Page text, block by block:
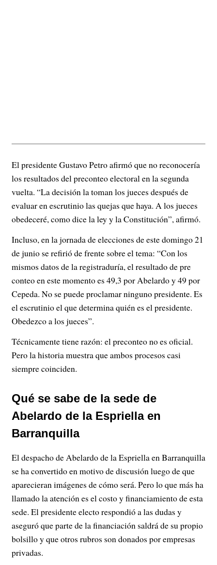
El presidente Gustavo Petro afirmó que no reconocería
los resultados del preconteo electoral en la segunda
vuelta. “La decisión la toman los jueces después de
evaluar en escrutinio las quejas que haya. A los jueces
obedeceré, como dice la ley y la Constitución”, afirmó.
Incluso, en la jornada de elecciones de este domingo 21
de junio se refirió de frente sobre el tema: “Con los
mismos datos de la registraduría, el resultado de pre
conteo en este momento es 49,3 por Abelardo y 49 por
Cepeda. No se puede proclamar ninguno presidente. Es
el escrutinio el que determina quién es el presidente.
Obedezco a los jueces”.
Técnicamente tiene razón: el preconteo no es oficial.
Pero la historia muestra que ambos procesos casi
siempre coinciden.
Qué se sabe de la sede de
Abelardo de la Espriella en
Barranquilla
El despacho de Abelardo de la Espriella en Barranquilla
se ha convertido en motivo de discusión luego de que
aparecieran imágenes de cómo será. Pero lo que más ha
llamado la atención es el costo y financiamiento de esta
sede. El presidente electo respondió a las dudas y
aseguró que parte de la financiación saldrá de su propio
bolsillo y que otros rubros son donados por empresas
privadas.